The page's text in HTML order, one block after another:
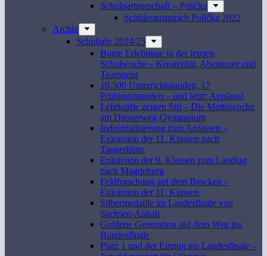
Schulpartnerschaft – Polička
Schüleraustausch Polička 2022
Archiv
Schuljahr 2024/25
Bunte Erlebnisse in der letzten
Schulwoche – Kreativität, Abenteuer und
Teamgeist
10.500 Unterrichtstunden, 17
Prüfungsstunden – und jetzt: Applaus!
Lehrkräfte zeigen Stil – Die Mottowoche
am Diesterweg-Gymnasium
Industrialisierung zum Anfassen –
Exkursion der 11. Klassen nach
Tangerhütte
Exkursion der 9. Klassen zum Landtag
nach Magdeburg
Feldforschung auf dem Brocken –
Exkursion der 11. Klassen
Silbermedaille im Landesfinale von
Sachsen-Anhalt
Goldene Generation auf dem Weg ins
Bundesfinale
Platz 1 und der Einzug ins Landesfinale –